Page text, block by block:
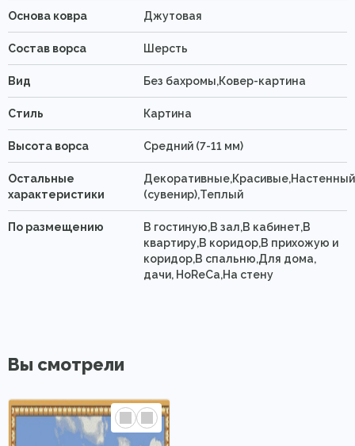
Основа ковра Джутовая
Состав ворса Шерсть
Вид Без бахромы,Ковер-картина
Стиль Картина
Высота ворса Средний (7-11 мм)
Остальные
характеристики
Декоративные,Красивые,Настенный
(сувенир),Теплый
По размещению
В гостиную,В зал,В кабинет,В
квартиру,В коридор,В прихожую и
коридор,В спальню,Для дома,
дачи, HoReCa,На стену
Вы смотрели